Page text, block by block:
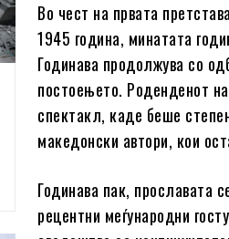
Во чест на првата
1945 година, минатата
Годинава продолжува со
постоењето. Роденденот
спектакл, каде беше
македонски автори, кои
Годинава пак, прославата
рецентни меѓународни